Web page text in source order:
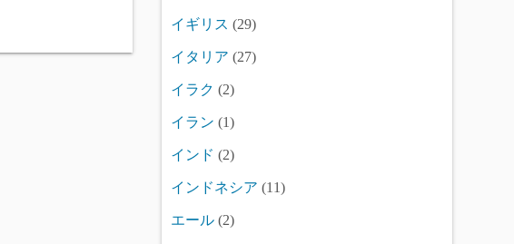
イギリス (29)
イタリア (27)
イラク (2)
イラン (1)
インド (2)
インドネシア (11)
エール (2)